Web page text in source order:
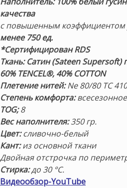
качества
с повышенным коэффициентом
менее 750 ед.
*Сертифицирован RDS
Ткань: Сатин (Sateen Supersoft)
60% TENCEL®, 40% COTTON
Плетение нитей:Ne 80/80 TC 410
Степень комфорта:всесезонное
TOG;8
Вес наполнителя:350 гр.
Цвет:сливочно-белый
Кант:из основной ткани
Двойная отстрочка по
Стирка:до 30 °С.
Видеообзор-YouTube